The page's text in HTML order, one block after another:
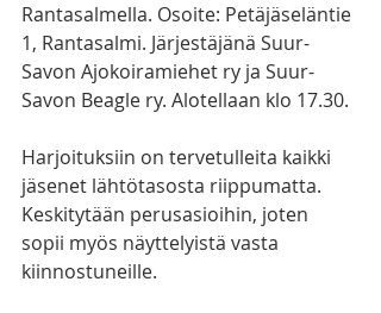
Rantasalmella. Osoite: Petäjäseläntie
1, Rantasalmi. Järjestäjänä Suur-
Savon Ajokoiramiehet ry ja Suur-
Savon Beagle ry. Alotellaan klo 17.30.
Harjoituksiin on tervetulleita kaikki
jäsenet lähtötasosta riippumatta.
Keskitytään perusasioihin, joten
sopii myös näyttelyistä vasta
kiinnostuneille.